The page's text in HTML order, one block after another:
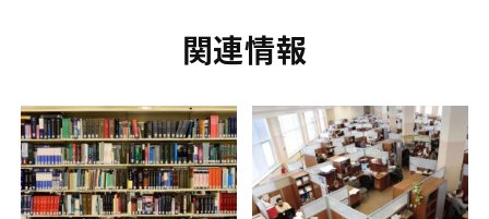
関連情報